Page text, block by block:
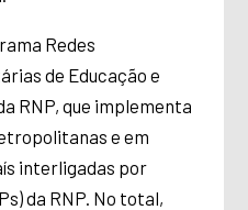
Redes
de Educação e
RNP, que implementa
e em
interligadas por
da RNP. No total,